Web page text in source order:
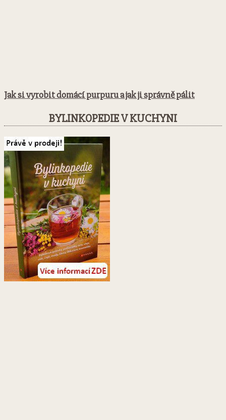
Jak si vyrobit domácí purpuru a jak ji správně pálit
BYLINKOPEDIE V KUCHYNI